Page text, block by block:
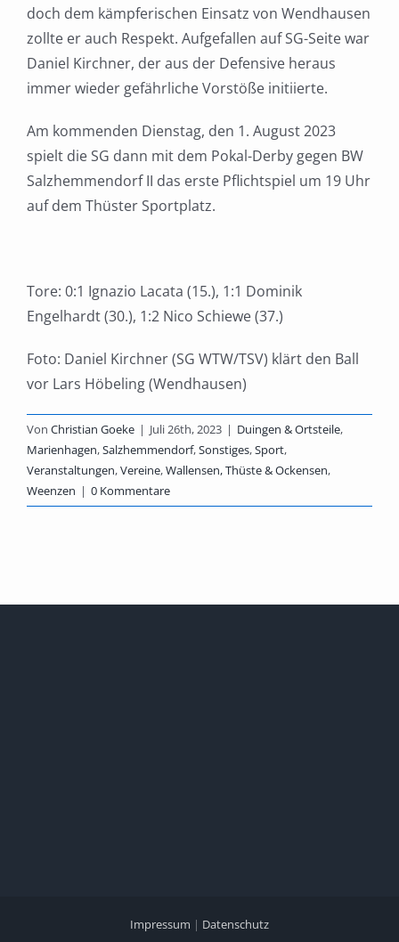
doch dem kämpferischen Einsatz von Wendhausen
zollte er auch Respekt. Aufgefallen auf SG-Seite war
Daniel Kirchner, der aus der Defensive heraus
immer wieder gefährliche Vorstöße initiierte.
Am kommenden Dienstag, den 1. August 2023
spielt die SG dann mit dem Pokal-Derby gegen BW
Salzhemmendorf II das erste Pflichtspiel um 19 Uhr
auf dem Thüster Sportplatz.
Tore: 0:1 Ignazio Lacata (15.), 1:1 Dominik
Engelhardt (30.), 1:2 Nico Schiewe (37.)
Foto: Daniel Kirchner (SG WTW/TSV) klärt den Ball
vor Lars Höbeling (Wendhausen)
Von Christian Goeke | Juli 26th, 2023 | Duingen & Ortsteile,
Marienhagen,Salzhemmendorf,Sonstiges,Sport,
Veranstaltungen,Vereine,Wallensen, Thüste & Ockensen,
Weenzen | 0 Kommentare
Impressum | Datenschutz